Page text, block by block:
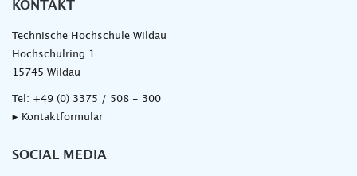
KONTAKT
Technische Hochschule Wildau
Hochschulring 1
15745 Wildau
Tel: +49 (0) 3375 / 508 - 300
▸ Kontaktformular
SOCIAL MEDIA